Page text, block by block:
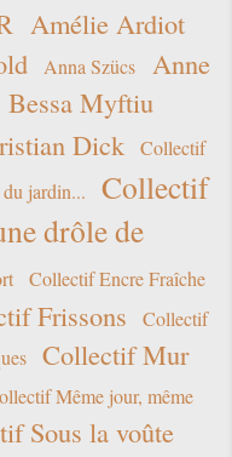
Amélie Ardiot
Anna Szücs
Anne
Bessa Myftiu
Dick
Collectif
jardin...
Collectif
drôle de
Collectif Encre Fraîche
Frissons
Collectif
Collectif Mur
Même jour, même
Sous la voûte